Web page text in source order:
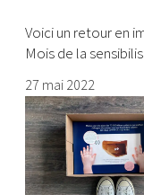
Voici un retour en
Mois de la
27 mai 2022